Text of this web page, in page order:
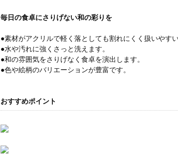
毎日の食卓にさりげない和の彩りを
●素材がアクリルで軽く落としても割れにくく扱いやす
●水や汚れに強くさっと洗えます。
●和の雰囲気をさりげなく食卓を演出します。
●色や絵柄のバリエーションが豊富です。
おすすめポイント